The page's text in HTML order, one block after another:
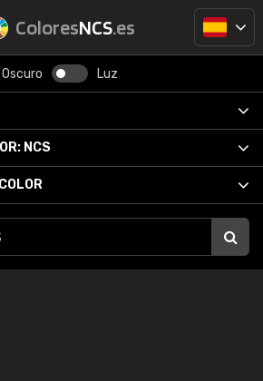
ColoresNCS.es
Oscuro Luz
NCS